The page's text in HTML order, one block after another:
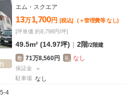
)
エム・スクエア
13万1,700 円 [税込] (＋管理費等 なし)
[坪単価 約8,798円/坪]
49.5m² (14.97坪) | 2階/2階建
敷 71万8,560円 礼 なし
保証金 －
駐車場 なし
4